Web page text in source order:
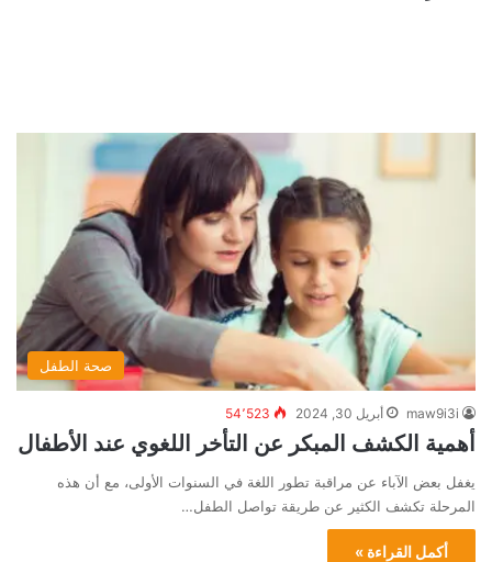
صحة الطفل
maw9i3i أبريل 30, 2024 54٬523
أهمية الكشف المبكر عن التأخر اللغوي عند الأطفال
يغفل بعض الآباء عن مراقبة تطور اللغة في السنوات الأولى، مع أن هذه
المرحلة تكشف الكثير عن طريقة تواصل الطفل…
أكمل القراءة »